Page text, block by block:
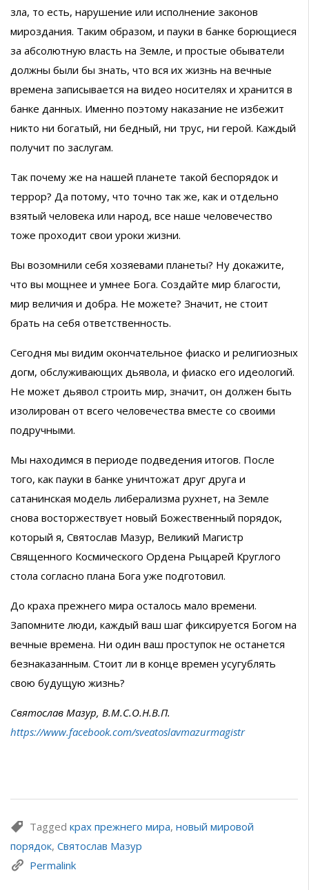
зла, то есть, нарушение или исполнение законов
мироздания. Таким образом, и пауки в банке борющиеся
за абсолютную власть на Земле, и простые обыватели
должны были бы знать, что вся их жизнь на вечные
времена записывается на видео носителях и хранится в
банке данных. Именно поэтому наказание не избежит
никто ни богатый, ни бедный, ни трус, ни герой. Каждый
получит по заслугам.
Так почему же на нашей планете такой беспорядок и
террор? Да потому, что точно так же, как и отдельно
взятый человека или народ, все наше человечество
тоже проходит свои уроки жизни.
Вы возомнили себя хозяевами планеты? Ну докажите,
что вы мощнее и умнее Бога. Создайте мир благости,
мир величия и добра. Не можете? Значит, не стоит
брать на себя ответственность.
Сегодня мы видим окончательное фиаско и религиозных
догм, обслуживающих дьявола, и фиаско его идеологий.
Не может дьявол строить мир, значит, он должен быть
изолирован от всего человечества вместе со своими
подручными.
Мы находимся в периоде подведения итогов. После
того, как пауки в банке уничтожат друг друга и
сатанинская модель либерализма рухнет, на Земле
снова восторжествует новый Божественный порядок,
который я, Святослав Мазур, Великий Магистр
Священного Космического Ордена Рыцарей Круглого
стола согласно плана Бога уже подготовил.
До краха прежнего мира осталось мало времени.
Запомните люди, каждый ваш шаг фиксируется Богом на
вечные времена. Ни один ваш проступок не останется
безнаказанным. Стоит ли в конце времен усугублять
свою будущую жизнь?
Святослав Мазур, В.М.С.О.Н.В.П.
https://www.facebook.com/sveatoslavmazurmagistr
Tagged крах прежнего мира, новый мировой
порядок, Святослав Мазур
Permalink